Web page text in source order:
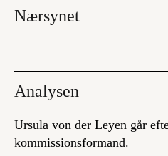
Nærsynet
Analysen
Ursula von der Leyen går
kommissionsformand.